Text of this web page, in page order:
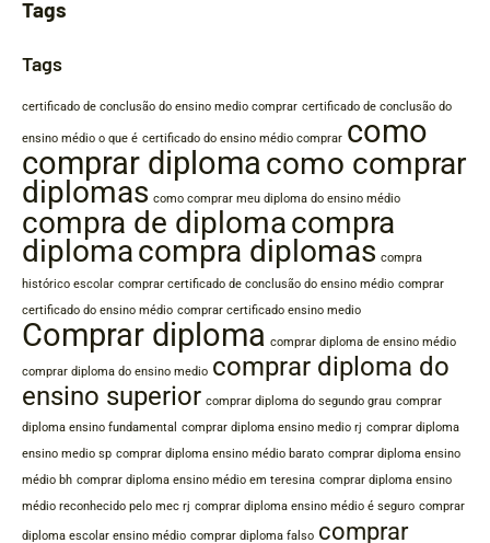
Tags
Tags
certificado de conclusão do ensino medio comprar certificado de conclusão do
ensino médio o que é certificado do ensino médio comprar como
comprar diplomacomo comprar
diplomas como comprar meu diploma do ensino médio
compra de diplomacompra
diplomacompra diplomas compra
histórico escolar comprar certificado de conclusão do ensino médio comprar
certificado do ensino médio comprar certificado ensino medio
Comprar diploma comprar diploma de ensino médio
comprar diploma do ensino medio comprar diploma do
ensino superior comprar diploma do segundo grau comprar
diploma ensino fundamental comprar diploma ensino medio rj comprar diploma
ensino medio sp comprar diploma ensino médio barato comprar diploma ensino
médio bh comprar diploma ensino médio em teresina comprar diploma ensino
médio reconhecido pelo mec rj comprar diploma ensino médio é seguro comprar
diploma escolar ensino médio comprar diploma falso comprar